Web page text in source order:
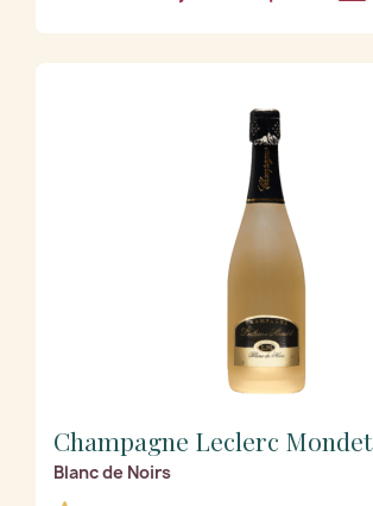
Champagne Leclerc Mondet
Blanc de Noirs